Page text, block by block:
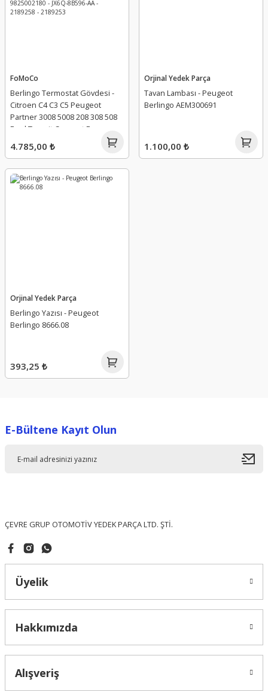
FoMoCo
Berlingo Termostat Gövdesi -
Citroen C4 C3 C5 Peugeot
Partner 3008 5008 208 308 508
Ford Transit Connect Focus
Puma Kuga Opel Vivaro
Crossland Corsa Mokka
JX6Q-8B596-AA - 2189258 -
2189253
4.785,00 ₺
Orjinal Yedek Parça
Tavan Lambası - Peugeot
Berlingo AEM300691
1.100,00 ₺
Orjinal Yedek Parça
Berlingo Yazısı - Peugeot
Berlingo 8666.08
393,25 ₺
E-Bültene Kayıt Olun
ÇEVRE GRUP OTOMOTİV YEDEK PARÇA LTD. ŞTİ.
Üyelik
Hakkımızda
Alışveriş